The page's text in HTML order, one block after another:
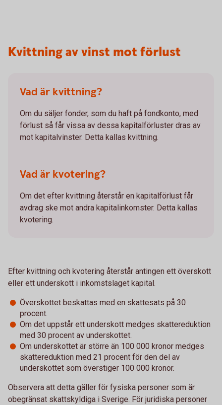
Kvittning av vinst mot förlust
Vad är kvittning?
Om du säljer fonder, som du haft på fondkonto, med
förlust så får vissa av dessa kapitalförluster dras av
mot kapitalvinster. Detta kallas kvittning.
Vad är kvotering?
Om det efter kvittning återstår en kapitalförlust får
avdrag ske mot andra kapitalinkomster. Detta kallas
kvotering.
Efter kvittning och kvotering återstår antingen ett överskott
eller ett underskott i inkomstslaget kapital.
Överskottet beskattas med en skattesats på 30
procent.
Om det uppstår ett underskott medges skattereduktion
med 30 procent av underskottet.
Om underskottet är större än 100 000 kronor medges
skattereduktion med 21 procent för den del av
underskottet som överstiger 100 000 kronor.
Observera att detta gäller för fysiska personer som är
obegränsat skattskyldiga i Sverige. För juridiska personer